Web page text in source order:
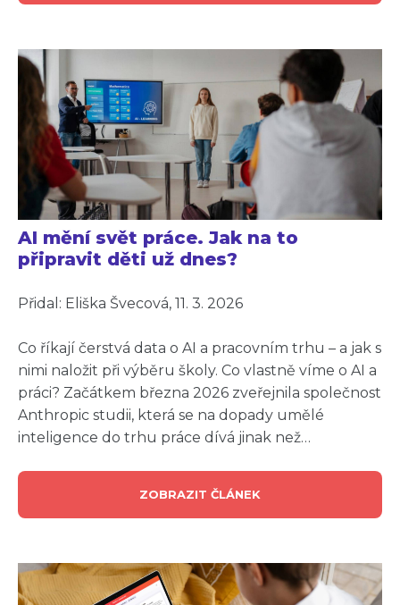
AI mění svět práce. Jak na to
připravit děti už dnes?
Přidal: Eliška Švecová, 11. 3. 2026
Co říkají čerstvá data o AI a pracovním trhu – a jak s
nimi naložit při výběru školy. Co vlastně víme o AI a
práci? Začátkem března 2026 zveřejnila společnost
Anthropic studii, která se na dopady umělé
inteligence do trhu práce dívá jinak než…
ZOBRAZIT ČLÁNEK